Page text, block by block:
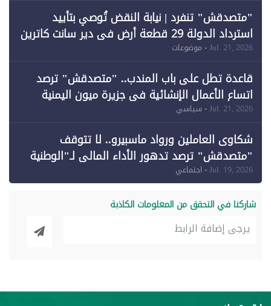
"متصدقش" تنفرد | نيابة النقض تُوصي بتأييد
استرداد الدولة 29 قطعة أرض في دير سانت كاترين
وقبول طعن الحكومة جزئيًا (1)
Jul. 21, 2026- موضوعات
قاعدة تطل على باب المندب.. "متصدقش" ترصد
اتساع الأعمال الإنشائية في جزيرة ميون اليمنية
Jul. 21, 2026- سياسي
شكاوى العاملين ورواد ماسبيرو.. لا تتوقف
"متصدقش" ترصد تدهور الأداء المالي لـ"الوطنية
للإعلام"
Jul. 19, 2026- اجتماعي
شاركنا في التحقق من المعلومات الكاذبة